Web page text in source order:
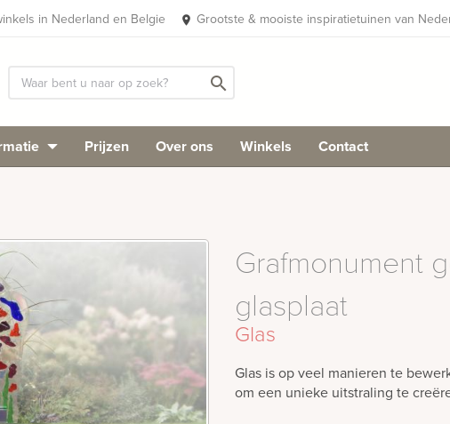
in Nederland en Belgie place Grootste & mooiste inspiratietuinen van
search
Prijzen Over ons Winkels Contact
Grafmonument
glasplaat
Glas
Glas is op veel manieren te
om een unieke uitstraling te